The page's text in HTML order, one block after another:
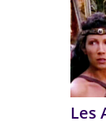
Les